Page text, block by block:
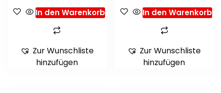
In den Warenkorb
Zur Wunschliste
hinzufügen
In den Warenkorb
Zur Wunschliste
hinzufügen